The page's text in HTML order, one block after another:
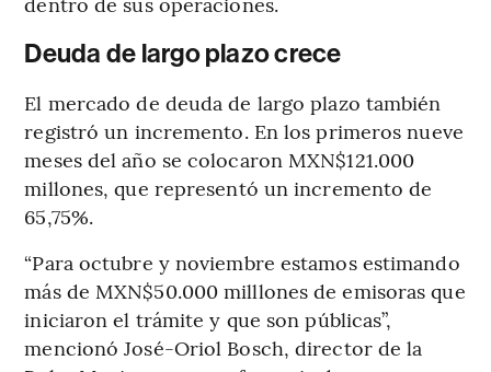
Deuda de largo plazo crece
El mercado de deuda de largo plazo también
registró un incremento. En los primeros nueve
meses del año se colocaron MXN$121.000
millones, que representó un incremento de
65,75%.
“Para octubre y noviembre estamos estimando
más de MXN$50.000 milllones de emisoras que
iniciaron el trámite y que son públicas”,
mencionó José-Oriol Bosch, director de la